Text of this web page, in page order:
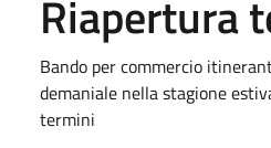
Riapertura
Bando per commercio
demaniale nella stagione
termini